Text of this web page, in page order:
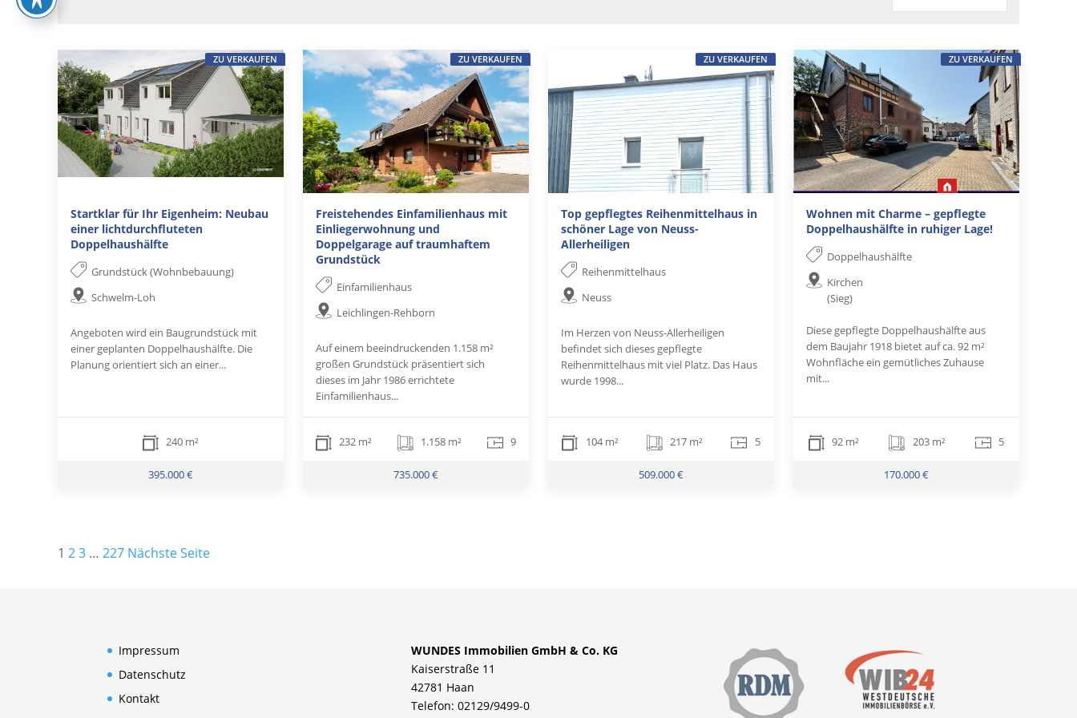
Startklar für Ihr Eigenheim: Neubau
einer lichtdurchfluteten
Doppelhaushälfte
Grundstück (Wohnbebauung)
Schwelm-Loh
Angeboten wird ein Baugrundstück mit
einer geplanten Doppelhaushälfte. Die
Planung orientiert sich an einer...
240 m²
395.000 €
ZU VERKAUFEN
Freistehendes Einfamilienhaus mit
Einliegerwohnung und
Doppelgarage auf traumhaftem
Grundstück
Einfamilienhaus
Leichlingen-Rehborn
Auf einem beeindruckenden 1.158 m²
großen Grundstück präsentiert sich
dieses im Jahr 1986 errichtete
Einfamilienhaus...
232 m² 1.158 m² 9
735.000 €
ZU VERKAUFEN
Top gepflegtes Reihenmittelhaus in
schöner Lage von Neuss-
Allerheiligen
Reihenmittelhaus
Neuss
Im Herzen von Neuss-Allerheiligen
befindet sich dieses gepflegte
Reihenmittelhaus mit viel Platz. Das Haus
wurde 1998...
104 m² 217 m² 5
509.000 €
ZU VERKAUFEN
Wohnen mit Charme – gepflegte
Doppelhaushälfte in ruhiger Lage!
Doppelhaushälfte
Kirchen
(Sieg)
Diese gepflegte Doppelhaushälfte aus
dem Baujahr 1918 bietet auf ca. 92 m²
Wohnfläche ein gemütliches Zuhause
mit...
92 m² 203 m² 5
170.000 €
ZU VERKAUFEN
Seitennummerierung
1 23 … 227 Nächste Seite
Impressum
Datenschutz
Kontakt
WUNDES Immobilien GmbH & Co. KG
Kaiserstraße 11
42781 Haan
Telefon: 02129/9499-0